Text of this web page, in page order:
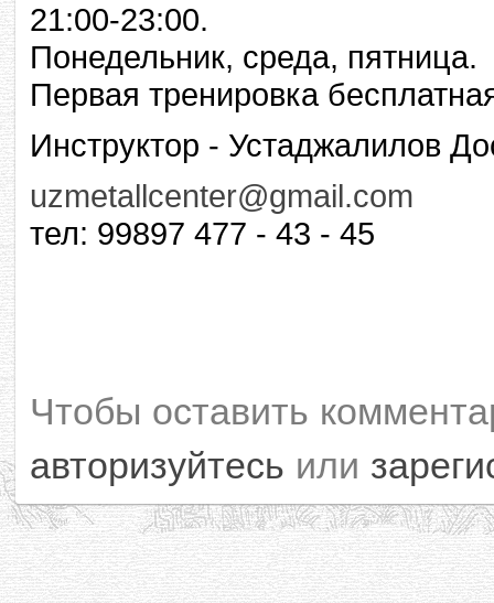
21:00-23:00.
Понедельник, среда, пятница.
Первая тренировка
Инструктор - Устаджалилов
uzmetallcenter@gmail.com
тел: 99897 477 - 43 - 45
Чтобы оставить
авторизуйтесь или